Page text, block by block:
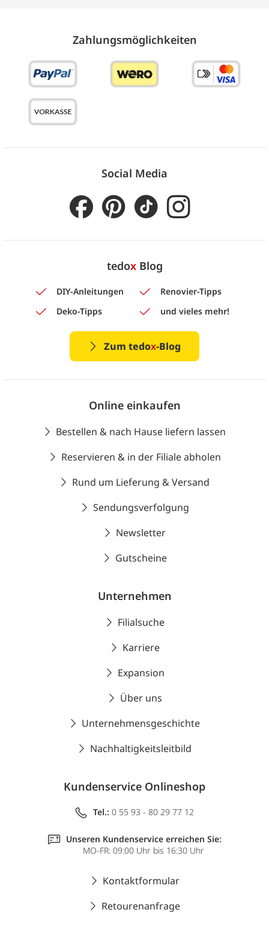
Zahlungs­möglich­keiten
Social Media
tedoxBlog
DIY-Anleitungen
Renovier-Tipps
Deko-Tipps
und vieles mehr!
Zum tedox-Blog
Online einkaufen
Bestellen & nach Hause liefern lassen
Reservieren & in der Filiale abholen
Rund um Lieferung & Versand
Sendungsverfolgung
Newsletter
Gutscheine
Unternehmen
Filialsuche
Karriere
Expansion
Über uns
Unternehmensgeschichte
Nachhaltigkeitsleitbild
Kundenservice Onlineshop
Tel.: 0 55 93 - 80 29 77 12
Unseren Kundenservice erreichen Sie:
MO-FR: 09:00 Uhr bis 16:30 Uhr
Kontaktformular
Retourenanfrage